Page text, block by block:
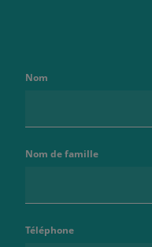
Nom
Nom de famille
Téléphone